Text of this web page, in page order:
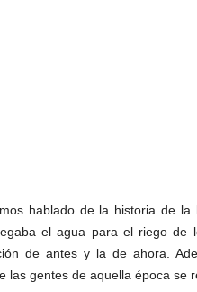
hablado de la historia de
el agua para el riego de
de antes y la de ahora.
las gentes de aquella época se